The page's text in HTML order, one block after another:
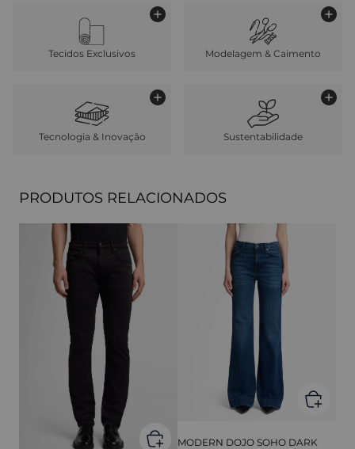
Tecidos Exclusivos Modelagem & Caimento
Tecnologia & Inovação Sustentabilidade
PRODUTOS RELACIONADOS
MODERN DOJO SOHO DARK